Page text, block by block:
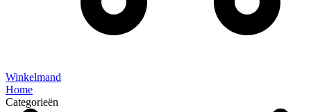
Winkelmand
Home
Categorieën